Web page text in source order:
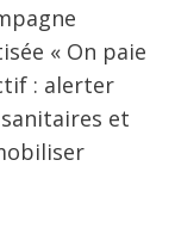
« On paie
: alerter
et